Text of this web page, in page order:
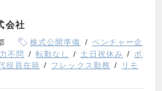
会社
株式公開準備
ベンチャー企
不問 転勤なし 土日祝休み
ポ
役員在籍 フレックス勤務
リモ